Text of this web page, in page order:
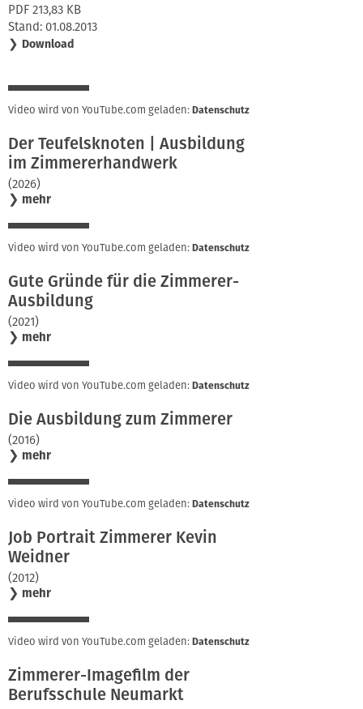
PDF 213,83 KB
Stand: 01.08.2013
❯ Download
Video wird von YouTube.com geladen: Datenschutz
Der Teufelsknoten | Ausbildung
im Zimmererhandwerk
(2026)
❯ mehr
Video wird von YouTube.com geladen: Datenschutz
Gute Gründe für die Zimmerer-
Ausbildung
(2021)
❯ mehr
Video wird von YouTube.com geladen: Datenschutz
Die Ausbildung zum Zimmerer
(2016)
❯ mehr
Video wird von YouTube.com geladen: Datenschutz
Job Portrait Zimmerer Kevin
Weidner
(2012)
❯ mehr
Video wird von YouTube.com geladen: Datenschutz
Zimmerer-Imagefilm der
Berufsschule Neumarkt